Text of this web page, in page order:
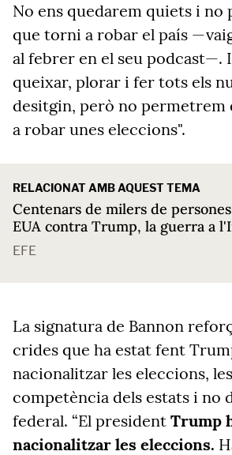
No ens quedarem quiets i no
que torni a robar el país
al febrer en el seu podcast—.
queixar, plorar i fer tots els
desitgin, però no permetrem
a robar unes eleccions".
RELACIONAT AMB AQUEST TEMA
Centenars de milers de
EUA contra Trump, la guerra a
EFE
La signatura de Bannon
crides que ha estat fent
nacionalitzar les eleccions,
competència dels estats i no
federal. “El president Trump
nacionalitzar les eleccions.